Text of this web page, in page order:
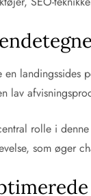
en landingssides
lav
rolle i
som øger